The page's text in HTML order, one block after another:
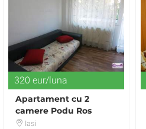
320 eur/luna
Apartament cu 2
camere Podu Ros
Iasi